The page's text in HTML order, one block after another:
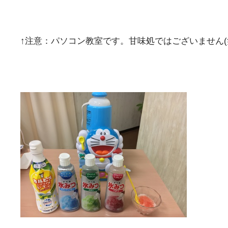
↑注意：パソコン教室です。甘味処ではございません